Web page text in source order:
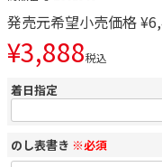
発売元希望小売価格¥
¥3,888税込
着日指定
のし表書き ※必須